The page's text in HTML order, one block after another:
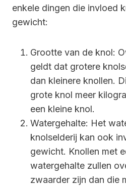
enkele dingen die invloed
gewicht:
Grootte van de knol:
geldt dat grotere
dan kleinere knollen.
grote knol meer
een kleine knol.
Watergehalte: Het
knolselderij kan ook
gewicht. Knollen met
watergehalte zullen
zwaarder zijn dan die